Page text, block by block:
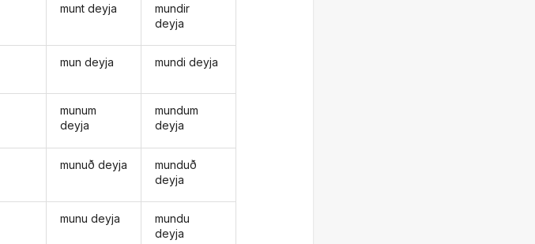
munt deyja
mun deyja
munum
deyja
munuð deyja
munu deyja
mundir
deyja
mundi deyja
mundum
deyja
munduð
deyja
mundu
deyja